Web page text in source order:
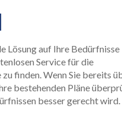
Lösung auf Ihre Bedürfnisse
Service für die
finden. Wenn Sie bereits
bestehenden Pläne
besser gerecht wird.